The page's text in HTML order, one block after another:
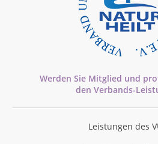
Werden Sie Mitglied und
den Verbands-
Leistungen des